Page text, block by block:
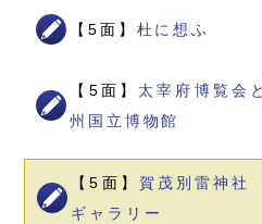
【5面】 杜に想ふ
【5面】 太宰府博覧
州国立博物館
【5面】 賀茂別雷神
ギャラリー